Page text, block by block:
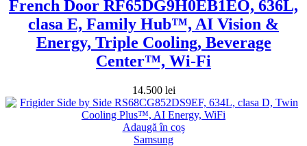
French Door RF65DG9H0EB1EO, 636L,
clasa E, Family Hub™, AI Vision &
Energy, Triple Cooling, Beverage
Center™, Wi-Fi
14.500 lei
Adaugă în coș
Samsung